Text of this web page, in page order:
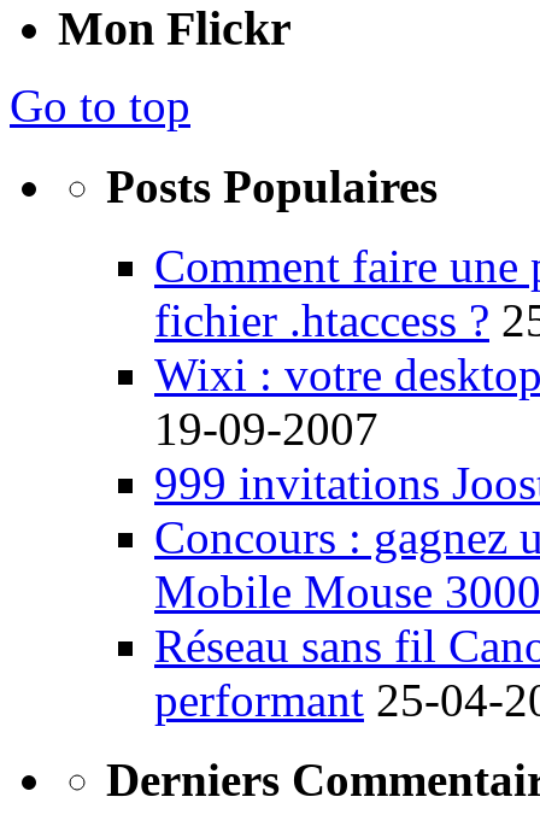
Mon Flickr
Go to top
Posts Populaires
Comment faire une
fichier .htaccess ?
Wixi : votre
19-09-2007
999 invitations
Concours : gagnez
Mobile Mouse 3000
Réseau sans fil
performant 25-04-
Derniers